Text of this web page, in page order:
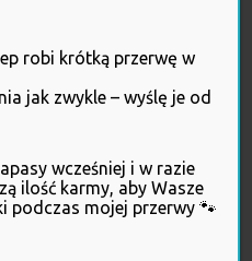
robi krótką przerwę w
jak zwykle – wyślę je od
wcześniej i w razie
ilość karmy, aby Wasze
podczas mojej przerwy 🐾